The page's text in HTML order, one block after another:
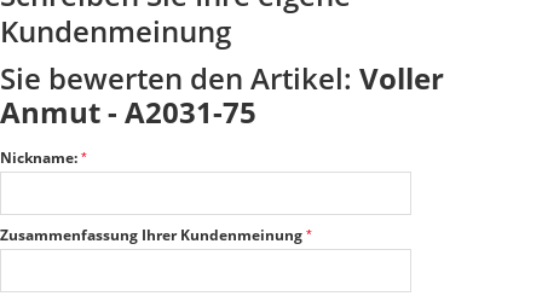
Kundenmeinung
Sie bewerten den Artikel: Voller
Anmut - A2031-75
Nickname:
Zusammenfassung Ihrer Kundenmeinung